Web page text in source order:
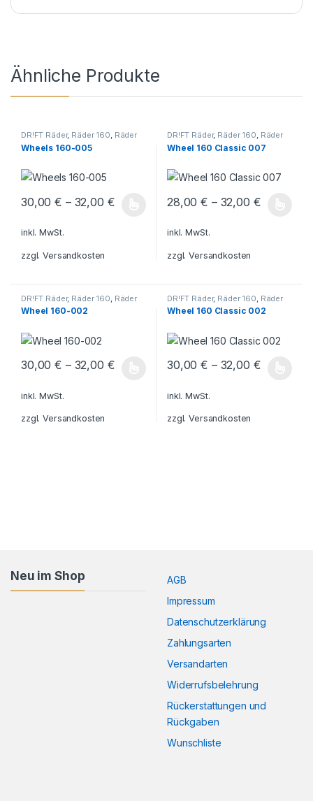
Ähnliche Produkte
DR!FT Räder, Räder 160 Räder
160 Standard
Wheels 160-005
30,00€ – 32,00 €
Dieses Produkt weist mehrere Varianten auf. Die Optionen
inkl. MwSt.
zzgl.Versandkosten
DR!FT Räder, Räder 160 Räder
Classic Line
Wheel 160 Classic 007
28,00€ – 32,00 €
Dieses Produkt weist mehrere
inkl. MwSt.
zzgl.Versandkosten
DR!FT Räder, Räder 160 Räder
160 Standard
Wheel 160-002
30,00€ – 32,00 €
Dieses Produkt weist mehrere Varianten auf. Die Optionen
inkl. MwSt.
zzgl.Versandkosten
DR!FT Räder, Räder 160 Räder
Classic Line
Wheel 160 Classic 002
30,00€ – 32,00 €
Dieses Produkt weist mehrere
inkl. MwSt.
zzgl.Versandkosten
Neu im Shop
AGB
Impressum
Datenschutzerklärung
Zahlungsarten
Versandarten
Widerrufsbelehrung
Rückerstattungen und
Rückgaben
Wunschliste